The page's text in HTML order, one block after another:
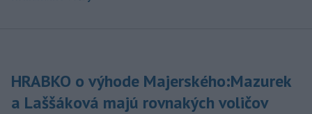
HRABKO o výhode Majerského:Mazurek
a Laššáková majú rovnakých voličov